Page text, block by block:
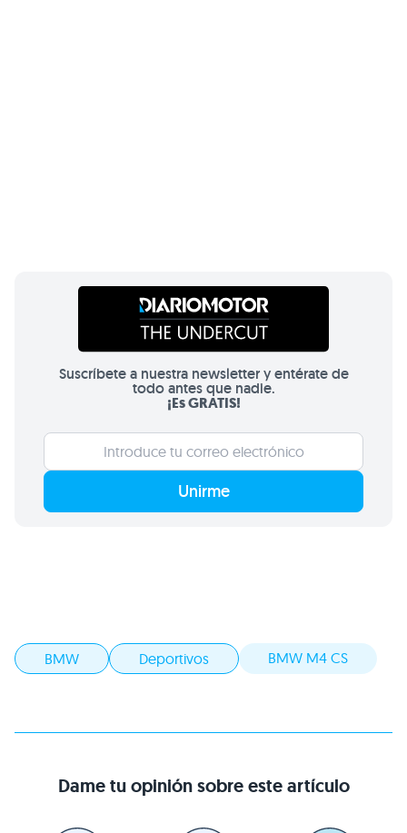
Suscríbete a nuestra newsletter y entérate de
todo antes que nadie.
¡Es GRATIS!
Unirme
BMW Deportivos BMW M4 CS
Dame tu opinión sobre este artículo